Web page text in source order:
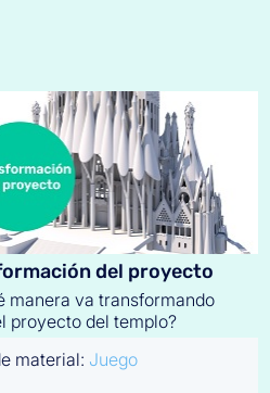
del proyecto
manera va transformando
proyecto del templo?
material: Juego